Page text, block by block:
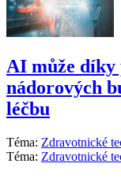
AI může díky
nádorových
léčbu
Téma: Zdravotnické
Téma: Zdravotnické